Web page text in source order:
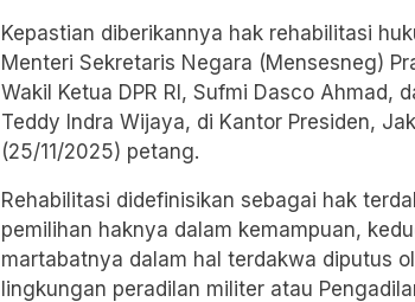
Kepastian diberikannya hak rehabilitasi
Menteri Sekretaris Negara (Mensesneg)
Wakil Ketua DPR RI, Sufmi Dasco Ahmad,
Teddy Indra Wijaya, di Kantor Presiden,
(25/11/2025) petang.
Rehabilitasi didefinisikan sebagai hak
pemilihan haknya dalam kemampuan,
martabatnya dalam hal terdakwa diputus
lingkungan peradilan militer atau